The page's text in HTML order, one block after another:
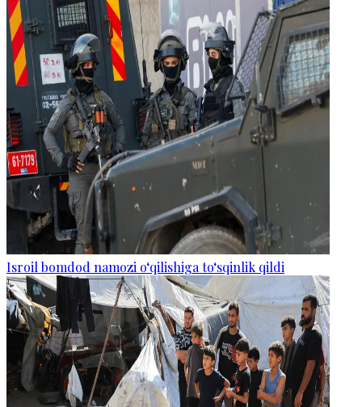
Isroil bomdod namozi o‘qilishiga to‘sqinlik qildi